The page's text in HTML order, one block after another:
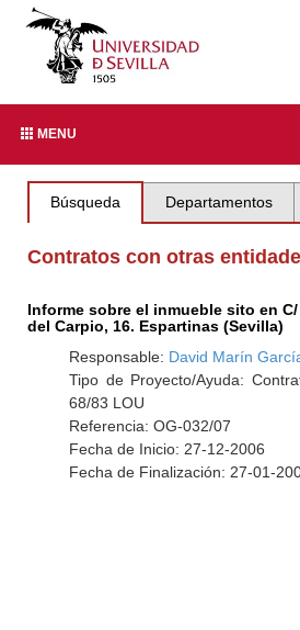
MENU
Búsqueda Departamentos
Contratos con otras
Informe sobre el inmueble sito en
del Carpio, 16. Espartinas (Sevilla)
Responsable: David Marín
Tipo de Proyecto/Ayuda:
68/83 LOU
Referencia: OG-032/07
Fecha de Inicio: 27-12-2006
Fecha de Finalización: 27-01-